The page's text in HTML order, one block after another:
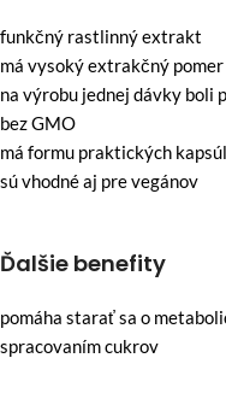
funkčný rastlinný extrakt
má vysoký extrakčný pomer
na výrobu jednej dávky boli
bez GMO
má formu praktických kapsúl
sú vhodné aj pre vegánov
Ďalšie benefity
pomáha starať sa o
spracovaním cukrov